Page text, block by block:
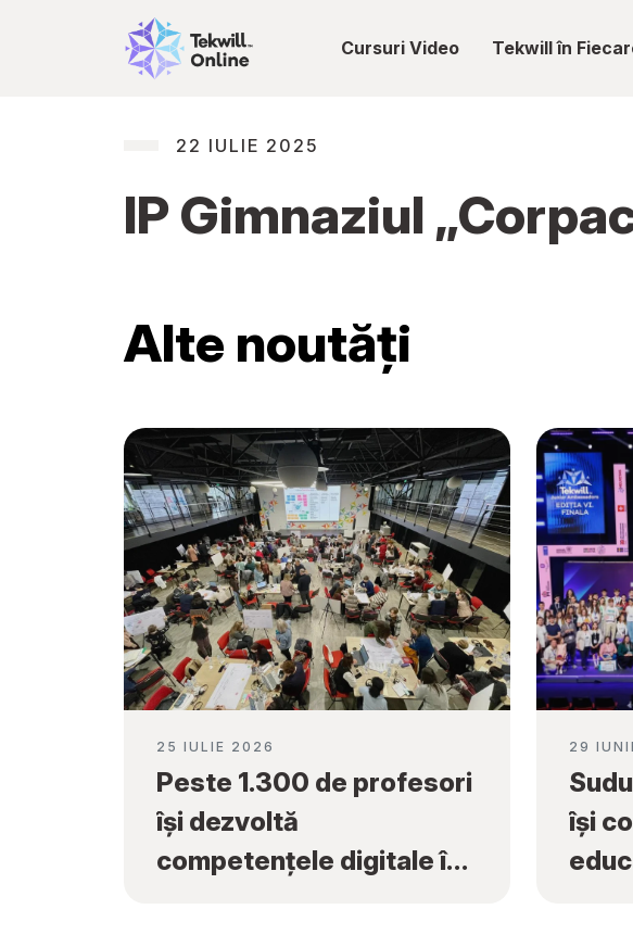
Cursuri Video Tekwill în
22 IULIE 2025
IP Gimnaziul
Alte noutăți
25 IULIE 2026
Peste 1.300 de profesori
își dezvoltă
competențele digitale în
29
își